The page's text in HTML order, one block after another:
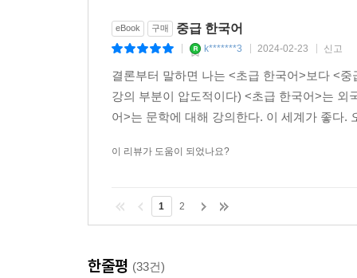
eBook 구매 중급 한국어
k*******3 2024-02-23 신고
결론부터 말하면 나는 <초급 한국어>보다 <
강의 부분이 압도적이다) <초급 한국어>는
어>는 문학에 대해 강의한다. 이 세계가 좋다.
이 리뷰가 도움이 되었나요?
1 2
한줄평 (33건)